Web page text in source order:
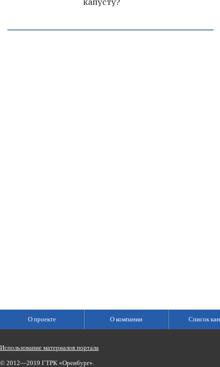
О проекте О компании Список
Использование материалов портала
© 2012—2019 ГТРК «Оренбург».